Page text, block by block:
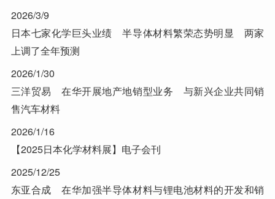
2026/3/9
日本七家化学巨头业绩 半导体材料繁荣态势明显 两家
上调了全年预测
2026/1/30
三洋贸易 在华开展地产地销型业务 与新兴企业共同销
售汽车材料
2026/1/16
【2025日本化学材料展】电子会刊
2025/12/25
东亚合成 在华加强半导体材料与锂电池材料的开发和销